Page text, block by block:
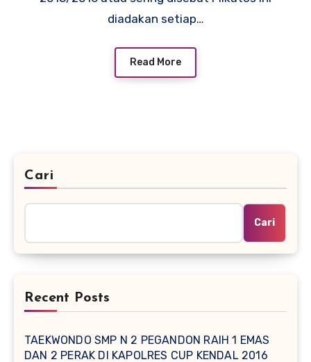
diadakan setiap…
Read More
Cari
Cari
Recent Posts
TAEKWONDO SMP N 2 PEGANDON RAIH 1 EMAS
DAN 2 PERAK DI KAPOLRES CUP KENDAL 2016